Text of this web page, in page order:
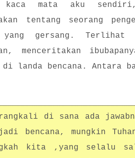
mata aku sendiri,
tentang seorang
yang gersang.
menceritakan
di landa bencana. Antara
di sana ada
bencana, mungkin
kita ,yang selalu